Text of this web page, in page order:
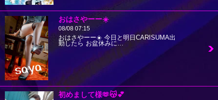
おはさやーー☀️
08/08 07:15
おはさやーー☀️ 今日と明日CARISUMA出
勤したら お盆休みに…
初めまして様🫶😽💕